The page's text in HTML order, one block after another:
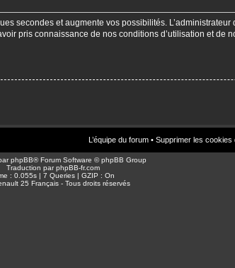
secondes et augmente vos possibilités.
pris connaissance de nos conditions d’utilisation et de
L’équipe du forum • Supprimer les cookies
phpBB® Forum Software © phpBB Group
Traduction parphpBB-fr.com
: 0.055s | 7 Queries | GZIP : On
25 Français - Tous droits réservés